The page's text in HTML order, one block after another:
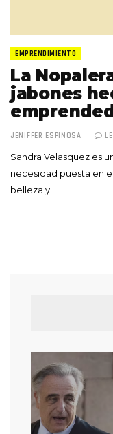
EMPRENDIMIENTO
La
jabones
JENIFFER ESPINOSA
Sandra Velasquez es
necesidad puesta en
belleza y…